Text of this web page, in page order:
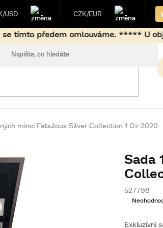
***** U objednávek
USD CZK/EUR
mincí Fabulous Silver Collection 1 Oz 2020
Exkluzivní
Sada
527798
Průměrné
je